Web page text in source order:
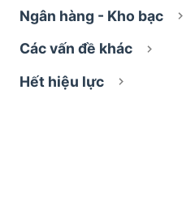
Ngân hàng - Kho bạc
Các vấn đề khác
Hết hiệu lực